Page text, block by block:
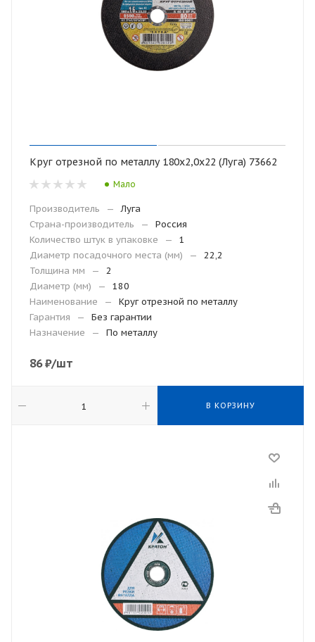
Круг отрезной по металлу 180х2,0х22 (Луга) 73662
Мало
Производитель —
Луга
Страна-производитель
—
Россия
Количество штук в упаковке
—
1
Диаметр посадочного места (мм)
—
22,2
Толщина мм
—
2
Диаметр (мм)
—
180
Наименование
—
Круг отрезной по металлу
Гарантия
—
Без гарантии
Назначение
— По металлу
86₽/шт
В КОРЗИНУ